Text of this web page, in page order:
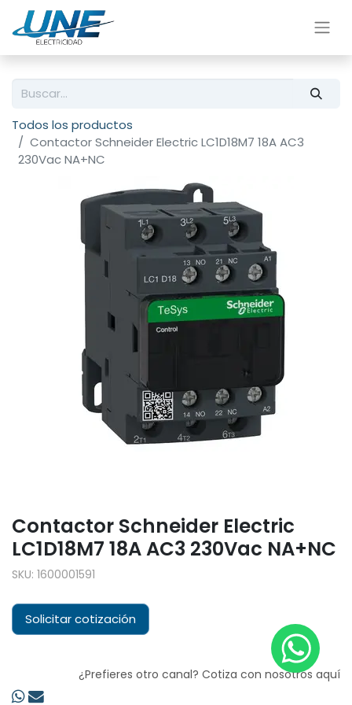
Todos los productos
Contactor Schneider Electric LC1D18M7 18A AC3
230Vac NA+NC
Contactor Schneider Electric
LC1D18M7 18A AC3 230Vac NA+NC
SKU: 1600001591
Solicitar cotización
¿Prefieres otro canal? Cotiza con nosotros aquí